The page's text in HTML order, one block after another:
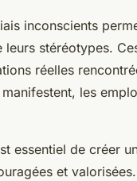
inconscients
stéréotypes.
réelles
les
essentiel de créer
et